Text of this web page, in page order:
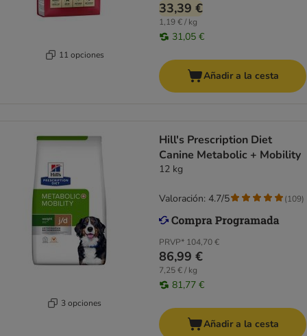
11 opciones
33,39 €
1,19 € / kg
31,05 €
Añadir a la cesta
3 opciones
Hill's Prescription Diet
Canine Metabolic + Mobility
12 kg
PRVP* 104,70 €
86,99 €
7,25 € / kg
81,77 €
Valoración: 4.7/5 (109)
Añadir a la cesta